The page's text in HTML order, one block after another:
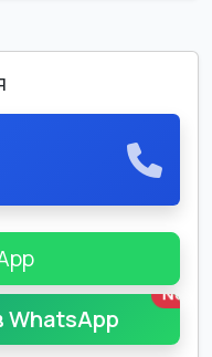
WhatsApp
New